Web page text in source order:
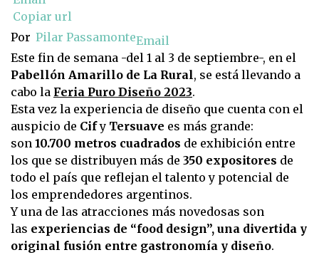
Copiar url
Por Pilar PassamonteEmail
Este fin de semana -del 1 al 3 de septiembre-, en el
Pabellón Amarillo de La Rural, se está llevando a
cabo la Feria Puro Diseño 2023.
Esta vez la experiencia de diseño que cuenta con el
auspicio de Cify Tersuave es más grande:
son 10.700 metros cuadrados de exhibición entre
los que se distribuyen más de 350 expositores de
todo el país que reflejan el talento y potencial de
los emprendedores argentinos.
Y una de las atracciones más novedosas son
las experiencias de “food design”, una divertida y
original fusión entre gastronomía y diseño.